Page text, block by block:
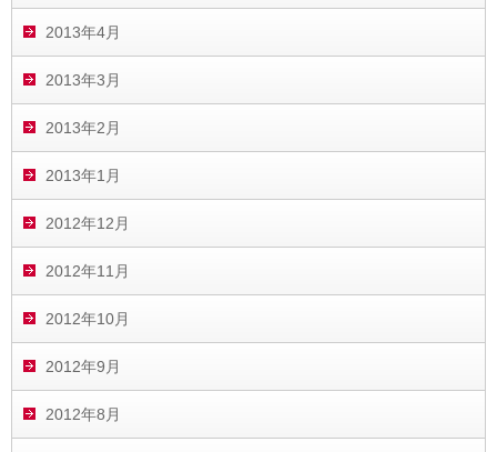
2013年4月
2013年3月
2013年2月
2013年1月
2012年12月
2012年11月
2012年10月
2012年9月
2012年8月